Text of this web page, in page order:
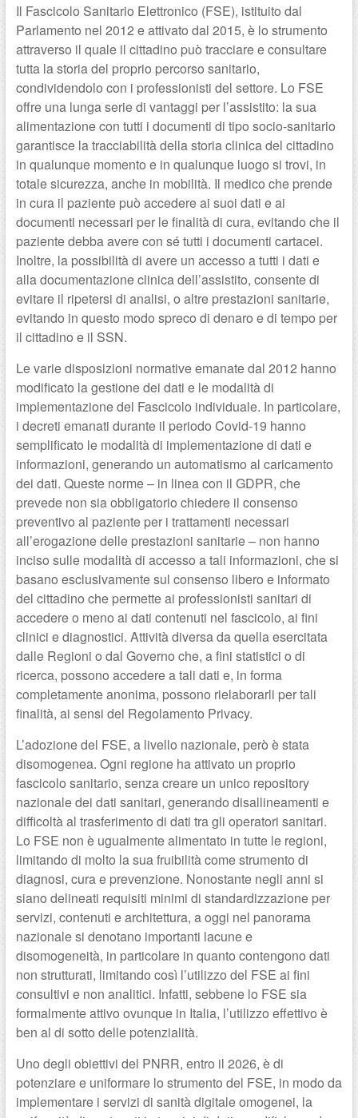
Il Fascicolo Sanitario Elettronico (FSE), istituito dal
Parlamento nel 2012 e attivato dal 2015, è lo strumento
attraverso il quale il cittadino può tracciare e consultare
tutta la storia del proprio percorso sanitario,
condividendolo con i professionisti del settore. Lo FSE
offre una lunga serie di vantaggi per l’assistito: la sua
alimentazione con tutti i documenti di tipo socio-sanitario
garantisce la tracciabilità della storia clinica del cittadino
in qualunque momento e in qualunque luogo si trovi, in
totale sicurezza, anche in mobilità. Il medico che prende
in cura il paziente può accedere ai suoi dati e ai
documenti necessari per le finalità di cura, evitando che il
paziente debba avere con sé tutti i documenti cartacei.
Inoltre, la possibilità di avere un accesso a tutti i dati e
alla documentazione clinica dell’assistito, consente di
evitare il ripetersi di analisi, o altre prestazioni sanitarie,
evitando in questo modo spreco di denaro e di tempo per
il cittadino e il SSN.
Le varie disposizioni normative emanate dal 2012 hanno
modificato la gestione dei dati e le modalità di
implementazione del Fascicolo individuale. In particolare,
i decreti emanati durante il periodo Covid-19 hanno
semplificato le modalità di implementazione di dati e
informazioni, generando un automatismo al caricamento
dei dati. Queste norme – in linea con il GDPR, che
prevede non sia obbligatorio chiedere il consenso
preventivo al paziente per i trattamenti necessari
all’erogazione delle prestazioni sanitarie – non hanno
inciso sulle modalità di accesso a tali informazioni, che si
basano esclusivamente sul consenso libero e informato
del cittadino che permette ai professionisti sanitari di
accedere o meno ai dati contenuti nel fascicolo, ai fini
clinici e diagnostici. Attività diversa da quella esercitata
dalle Regioni o dal Governo che, a fini statistici o di
ricerca, possono accedere a tali dati e, in forma
completamente anonima, possono rielaborarli per tali
finalità, ai sensi del Regolamento Privacy.
L’adozione del FSE, a livello nazionale, però è stata
disomogenea. Ogni regione ha attivato un proprio
fascicolo sanitario, senza creare un unico repository
nazionale dei dati sanitari, generando disallineamenti e
difficoltà al trasferimento di dati tra gli operatori sanitari.
Lo FSE non è ugualmente alimentato in tutte le regioni,
limitando di molto la sua fruibilità come strumento di
diagnosi, cura e prevenzione. Nonostante negli anni si
siano delineati requisiti minimi di standardizzazione per
servizi, contenuti e architettura, a oggi nel panorama
nazionale si denotano importanti lacune e
disomogeneità, in particolare in quanto contengono dati
non strutturati, limitando così l’utilizzo del FSE ai fini
consultivi e non analitici. Infatti, sebbene lo FSE sia
formalmente attivo ovunque in Italia, l’utilizzo effettivo è
ben al di sotto delle potenzialità.
Uno degli obiettivi del PNRR, entro il 2026, è di
potenziare e uniformare lo strumento del FSE, in modo da
implementare i servizi di sanità digitale omogenei, la